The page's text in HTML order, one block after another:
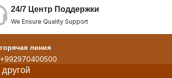
24/7 Центр Поддержки
We Ensure Quality Support
горячая линия
+992970400500
другой